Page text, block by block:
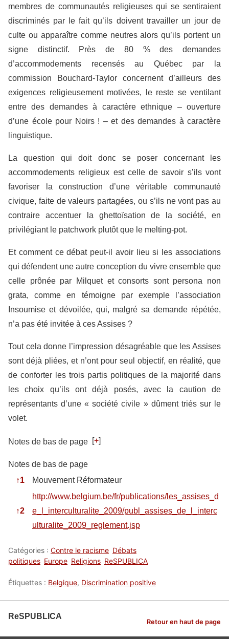
membres de communautés religieuses qui se sentiraient
discriminés par le fait qu’ils doivent travailler un jour de
culte ou apparaître comme neutres alors qu’ils portent un
signe distinctif. Près de 80 % des demandes
d’accommodements recensés au Québec par la
commission Bouchard-Taylor concernent d’ailleurs des
exigences religieusement motivées, le reste se ventilant
entre des demandes à caractère ethnique – ouverture
d’une école pour Noirs ! – et des demandes à caractère
linguistique.
La question qui doit donc se poser concernant les
accommodements religieux est celle de savoir s’ils vont
favoriser la construction d’une véritable communauté
civique, faite de valeurs partagées, ou s’ils ne vont pas au
contraire accentuer la ghettoïsation de la société, en
privilégiant le patchwork plutôt que le melting-pot.
Et comment ce débat peut-il avoir lieu si les associations
qui défendent une autre conception du vivre ensemble que
celle prônée par Milquet et consorts sont persona non
grata, comme en témoigne par exemple l’association
Insoumise et dévoilée, qui, malgré sa demande répétée,
n’a pas été invitée à ces Assises ?
Tout cela donne l’impression désagréable que les Assises
sont déjà pliées, et n’ont pour seul objectif, en réalité, que
de conforter les trois partis politiques de la majorité dans
les choix qu’ils ont déjà posés, avec la caution de
représentants d’une « société civile » dûment triés sur le
volet.
Notes de bas de page [+]
Notes de bas de page
↑1 Mouvement Réformateur
↑2
http://www.belgium.be/fr/publications/les_assises_d
e_l_interculturalite_2009/publ_assises_de_l_interc
ulturalite_2009_reglement.jsp
Catégories : Contre le racisme Débats
politiques Europe Religions ReSPUBLICA
Étiquettes : Belgique, Discrimination positive
ReSPUBLICA
Retour en haut de page